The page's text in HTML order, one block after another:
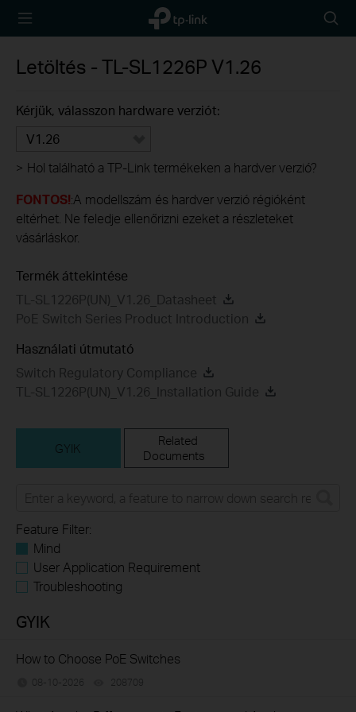
TP-Link,
Reliably
icon
Letöltés -TL-SL1226P V1.26
Kérjük, válasszon hardware verziót:
V1.26
> Hol található a TP-Link termékeken a hardver verzió?
FONTOS!:A modellszám és hardver verzió régióként
eltérhet. Ne feledje ellenőrizni ezeket a részleteket
vásárláskor.
Termék áttekintése
TL-SL1226P(UN)_V1.26_Datasheet
PoE Switch Series Product Introduction
Használati útmutató
Switch Regulatory Compliance
TL-SL1226P(UN)_V1.26_Installation Guide
GYIK
Related
Documents
Feature Filter:
Mind
User Application Requirement
Troubleshooting
GYIK
How to Choose PoE Switches
08-10-2026 208709